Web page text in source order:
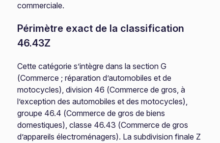
commerciale.
Périmètre exact de la classification
46.43Z
Cette catégorie s’intègre dans la section G
(Commerce ; réparation d’automobiles et de
motocycles), division 46 (Commerce de gros, à
l’exception des automobiles et des motocycles),
groupe 46.4 (Commerce de gros de biens
domestiques), classe 46.43 (Commerce de gros
d’appareils électroménagers). La subdivision finale Z